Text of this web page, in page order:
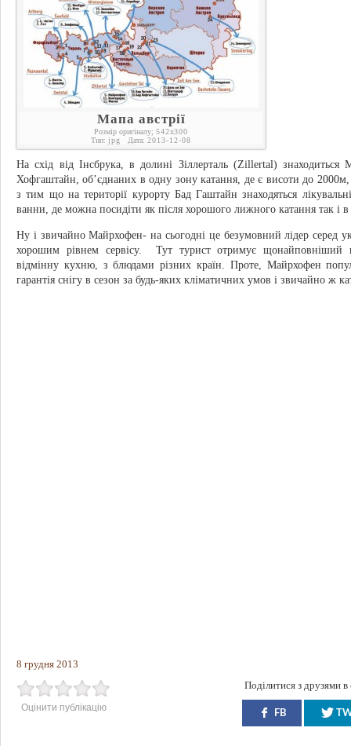
Мапа австрії
Розмір оригіналу; 542x300
Тип: jpg Дата: 2013-12-08
На схід від Інсбрука, в долині Зіллерталь (Zillertal)
Хофгаштайн, об’єднаних в одну зону катання, де є висоти до
з тим що на території курорту Бад Гаштайн знаходяться
ванни, де можна посидіти як після хорошого лижного катання так і в
Ну і звичайно Майрхофен- на сьогодні це безумовний лідер серед
хорошим рівнем сервісу. Тут турист отримує щонайповніший
відмінну кухню, з блюдами різних країн. Проте, Майрхофен
гарантія снігу в сезон за будь-яких кліматичних умов і звичайно ж
8 грудня 2013
Оцінити публікацію
Поділитися з друзями
FB